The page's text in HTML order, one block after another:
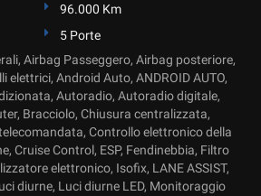
96.000 Km
5 Porte
Airbag Passeggero, Airbag posteriore,
elettrici, Android Auto, ANDROID AUTO,
Autoradio, Autoradio digitale,
Bracciolo, Chiusura centralizzata,
Controllo elettronico della
Cruise Control, ESP, Fendinebbia, Filtro
elettronico, Isofix, LANE ASSIST,
diurne, Luci diurne LED, Monitoraggio